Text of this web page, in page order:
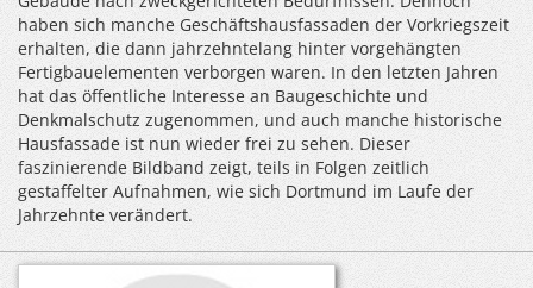
haben sich manche Geschäftshausfassaden der Vorkriegszeit
erhalten, die dann jahrzehntelang hinter vorgehängten
Fertigbauelementen verborgen waren. In den letzten Jahren
hat das öffentliche Interesse an Baugeschichte und
Denkmalschutz zugenommen, und auch manche historische
Hausfassade ist nun wieder frei zu sehen. Dieser
faszinierende Bildband zeigt, teils in Folgen zeitlich
gestaffelter Aufnahmen, wie sich Dortmund im Laufe der
Jahrzehnte verändert.